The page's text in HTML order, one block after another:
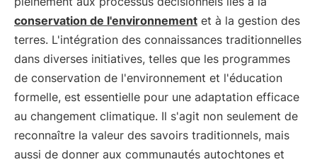
conservation de l'environnement et à la gestion des
terres. L'intégration des connaissances traditionnelles
dans diverses initiatives, telles que les programmes
de conservation de l'environnement et l'éducation
formelle, est essentielle pour une adaptation efficace
au changement climatique. Il s'agit non seulement de
reconnaître la valeur des savoirs traditionnels, mais
aussi de donner aux communautés autochtones et